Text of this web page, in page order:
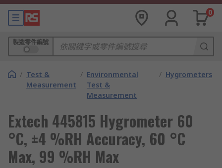
0
製造零件編號
/ Test &
Measurement
/ Environmental
Test &
Measurement
/ Hygrometers
Extech 445815 Hygrometer 60
°C, ±4 %RH Accuracy, 60 °C
Max, 99 %RH Max